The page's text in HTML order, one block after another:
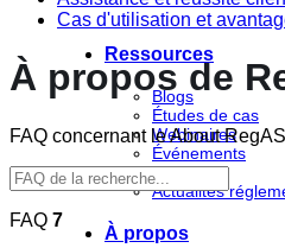
Ressources
Blogs
Études de cas
Webinaires
Événements
Rapports
Actualités
À propos
Cas d'utilisation et
À propos de
FAQ concernant le About
FAQ 7